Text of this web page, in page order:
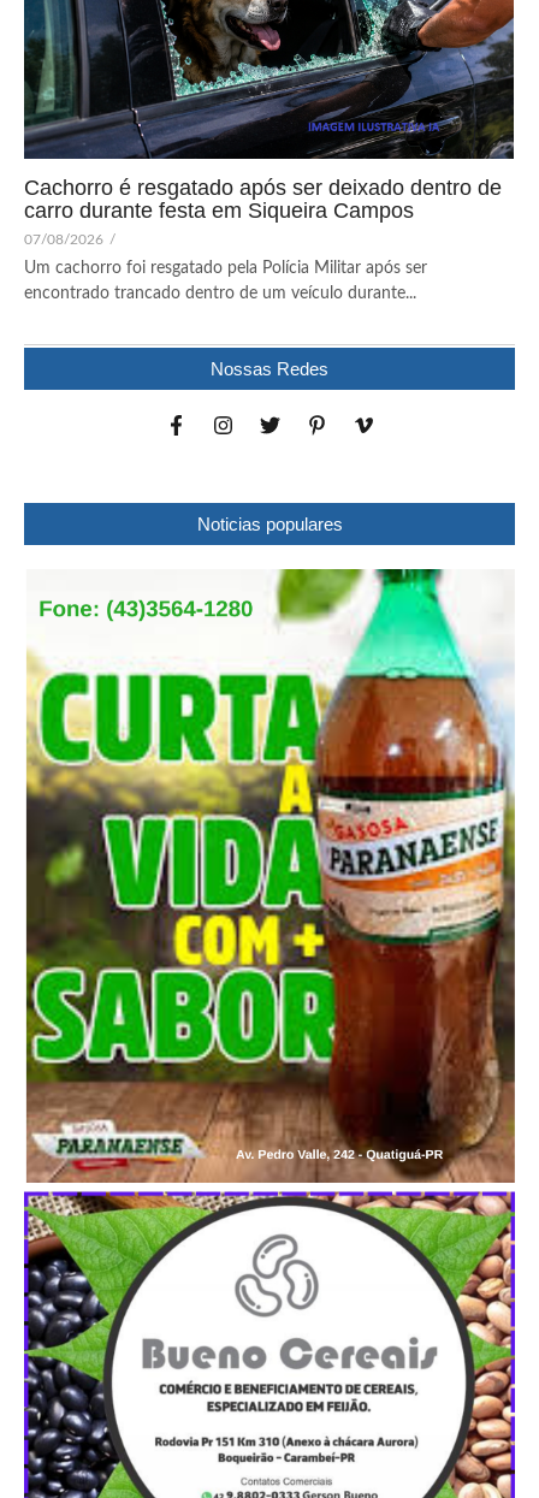
Cachorro é resgatado após ser deixado dentro de
carro durante festa em Siqueira Campos
07/08/2026 /
Um cachorro foi resgatado pela Polícia Militar após ser
encontrado trancado dentro de um veículo durante...
Nossas Redes
Noticias populares